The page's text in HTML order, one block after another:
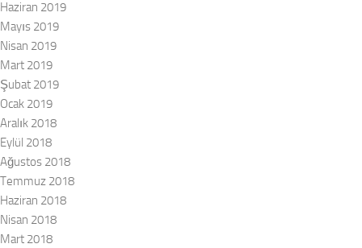
Haziran 2019
Mayıs 2019
Nisan 2019
Mart 2019
Şubat 2019
Ocak 2019
Aralık 2018
Eylül 2018
Ağustos 2018
Temmuz 2018
Haziran 2018
Nisan 2018
Mart 2018